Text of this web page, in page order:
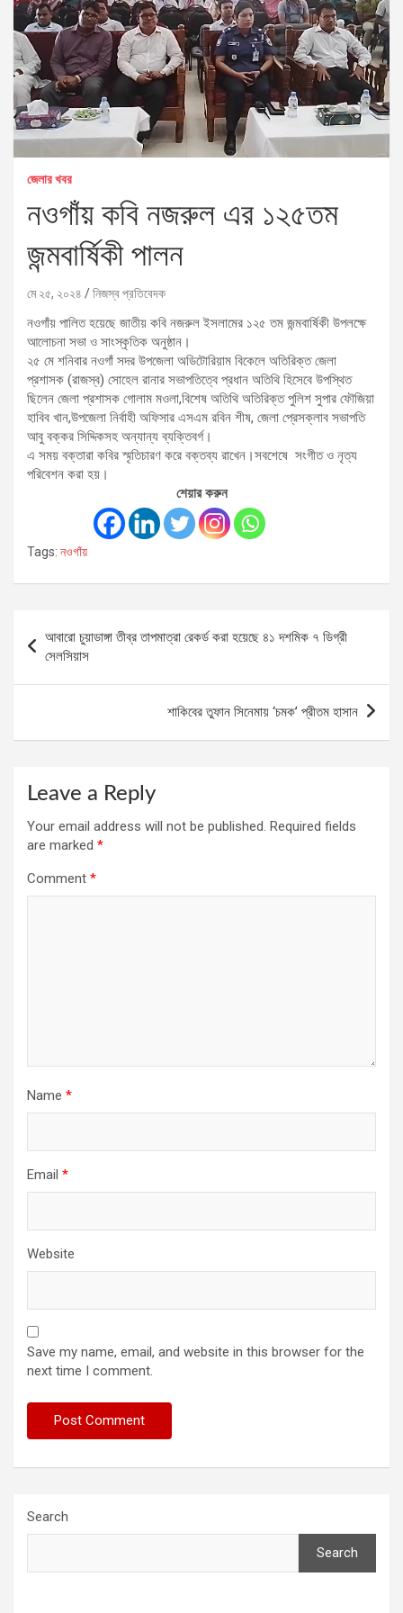
জেলার খবর
নওগাঁয় কবি নজরুল এর ১২৫তম
জন্মবার্ষিকী পালন
মে ২৫, ২০২৪ নিজস্ব প্রতিবেদক
নওগাঁয় পালিত হয়েছে জাতীয় কবি নজরুল ইসলামের ১২৫ তম জন্মবার্ষিকী উপলক্ষে
আলোচনা সভা ও সাংস্কৃতিক অনুষ্ঠান।
২৫ মে শনিবার নওগাঁ সদর উপজেলা অডিটোরিয়াম বিকেলে অতিরিক্ত জেলা
প্রশাসক (রাজস্ব) সোহেল রানার সভাপতিত্বে প্রধান অতিথি হিসেবে উপস্থিত
ছিলেন জেলা প্রশাসক গোলাম মওলা,বিশেষ অতিথি অতিরিক্ত পুলিশ সুপার ফৌজিয়া
হাবিব খান,উপজেলা নির্বাহী অফিসার এসএম রবিন শীষ, জেলা প্রেসক্লাব সভাপতি
আবু বক্কর সিদ্দিকসহ অন্যান্য ব্যক্তিবর্গ।
এ সময় বক্তারা কবির স্মৃতিচারণ করে বক্তব্য রাখেন।সবশেষে সংগীত ও নৃত্য
পরিবেশন করা হয়।
শেয়ার করুন
Tags: নওগাঁয়
navigation
আবারো চুয়াডাঙ্গা তীব্র তাপমাত্রা রেকর্ড করা হয়েছে ৪১ দশমিক ৭ ডিগ্রী
সেলসিয়াস
শাকিবের তুফান সিনেমায় ‘চমক’ প্রীতম হাসান
Leave a Reply
Your email address will not be published. Required fields
are marked *
Comment *
Name *
Email *
Website
Save my name, email, and website in this browser for the
next time I comment.
Search
Search